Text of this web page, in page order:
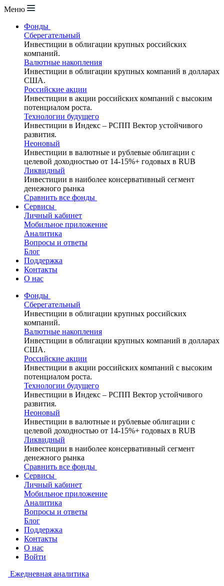
Меню
Фонды
Сберегательный
Инвестиции в облигации крупных российских
компаний.
Валютные накопления
Инвестиции в облигации крупных компаний в долларах
США.
Российские акции
Инвестиции в акции российских компаний с высоким
потенциалом роста.
Технологии будущего
Инвестиции в Индекс – РСПП Вектор устойчивого
развития.
Неоновый
Инвестиции в валютные и рублевые облигации с
целевой доходностью от 14-15%+ годовых в RUB
Ликвидный
Инвестиции в наиболее консервативный сегмент
денежного рынка
Сравнить все фонды
Сервисы
Личный кабинет
Мобильное приложение
Аналитика
Вопросы и ответы
Блог
Поддержка
Контакты
О нас
Фонды
Сберегательный
Инвестиции в облигации крупных российских
компаний.
Валютные накопления
Инвестиции в облигации крупных компаний в долларах
США.
Российские акции
Инвестиции в акции российских компаний с высоким
потенциалом роста.
Технологии будущего
Инвестиции в Индекс – РСПП Вектор устойчивого
развития.
Неоновый
Инвестиции в валютные и рублевые облигации с
целевой доходностью от 14-15%+ годовых в RUB
Ликвидный
Инвестиции в наиболее консервативный сегмент
денежного рынка
Сравнить все фонды
Сервисы
Личный кабинет
Мобильное приложение
Аналитика
Вопросы и ответы
Блог
Поддержка
Контакты
О нас
Войти
Ежедневная аналитика